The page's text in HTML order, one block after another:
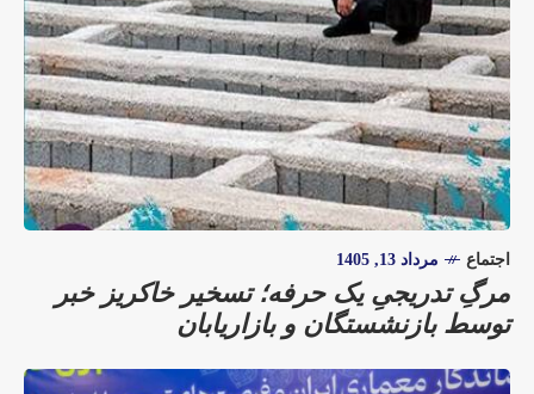
اجتماع مرداد 13, 1405
مرگِ تدریجیِ یک حرفه؛ تسخیر خاکریز خبر
توسط بازنشستگان و بازاریابان